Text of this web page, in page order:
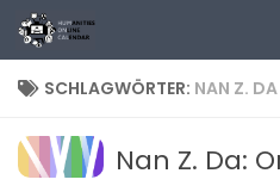
Zum Inhalt springen
SCHLAGWÖRTER: NAN Z. DA
Nan Z. Da: